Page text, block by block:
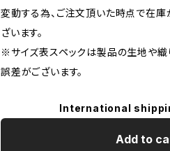
変動する為、ご注文頂いた時点で在
ざいます。
※サイズ表スペックは製品の生地や織
誤差がございます。
International
Add to